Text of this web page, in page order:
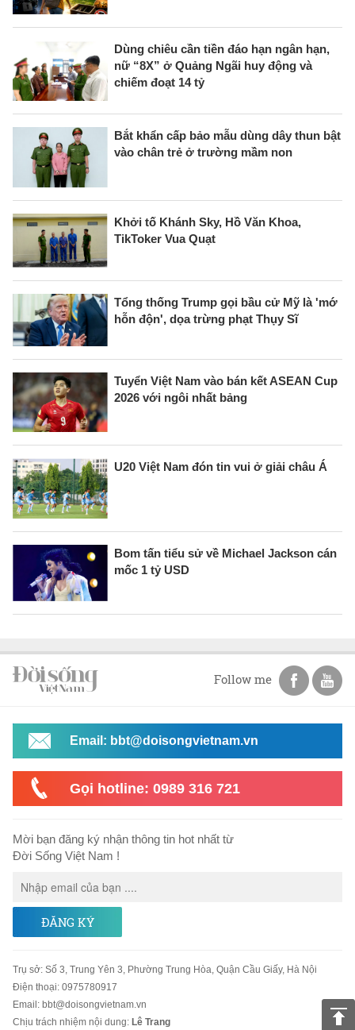
Dùng chiêu cần tiền đáo hạn ngân hạn,
nữ “8X” ở Quảng Ngãi huy động và
chiếm đoạt 14 tỷ
Bắt khẩn cấp bảo mẫu dùng dây thun bật
vào chân trẻ ở trường mầm non
Khởi tố Khánh Sky, Hồ Văn Khoa,
TikToker Vua Quạt
Tổng thống Trump gọi bầu cử Mỹ là 'mớ
hỗn độn', dọa trừng phạt Thụy Sĩ
Tuyển Việt Nam vào bán kết ASEAN Cup
2026 với ngôi nhất bảng
U20 Việt Nam đón tin vui ở giải châu Á
Bom tấn tiểu sử về Michael Jackson cán
mốc 1 tỷ USD
Follow me
Email: bbt@doisongvietnam.vn
Gọi hotline: 0989 316 721
Mời bạn đăng ký nhận thông tin hot nhất từ
Đời Sống Việt Nam !
ĐĂNG KÝ
Trụ sở: Số 3, Trung Yên 3, Phường Trung Hòa, Quận Cầu Giấy, Hà Nội
Điện thoại: 0975780917
Email : bbt@doisongvietnam.vn
Chịu trách nhiệm nội dung: Lê Trang